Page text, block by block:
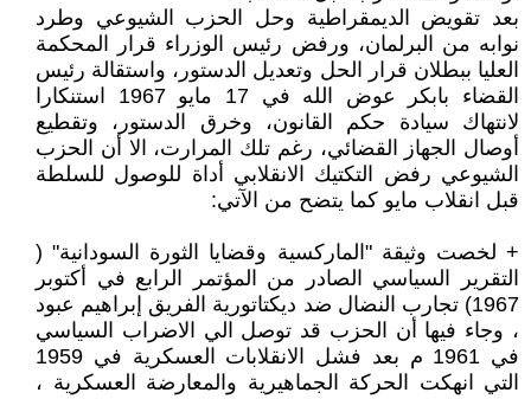
بعد تقويض الديمقراطية وحل الحزب الشيوعي وطرد
نوابه من البرلمان، ورفض رئيس الوزراء قرار المحكمة
العليا ببطلان قرار الحل وتعديل الدستور، واستقالة رئيس
القضاء بابكر عوض الله في 17 مايو 1967 استنكارا
لانتهاك سيادة حكم القانون، وخرق الدستور، وتقطيع
أوصال الجهاز القضائي، رغم تلك المرارت، الا أن الحزب
الشيوعي رفض التكتيك الانقلابي أداة للوصول للسلطة
قبل انقلاب مايو كما يتضح من الآتي:
+ لخصت وثيقة "الماركسية وقضايا الثورة السودانية" (
التقرير السياسي الصادر من المؤتمر الرابع في أكتوبر
1967) تجارب النضال ضد ديكتاتورية الفريق إبراهيم عبود
، وجاء فيها أن الحزب قد توصل الي الاضراب السياسي
في 1961 م بعد فشل الانقلابات العسكرية في 1959
التي انهكت الحركة الجماهيرية والمعارضة العسكرية ،